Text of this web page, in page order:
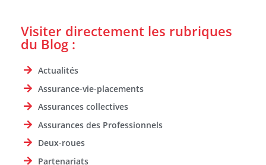
Visiter directement les rubriques
du Blog :
Actualités
Assurance-vie-placements
Assurances collectives
Assurances des Professionnels
Deux-roues
Partenariats